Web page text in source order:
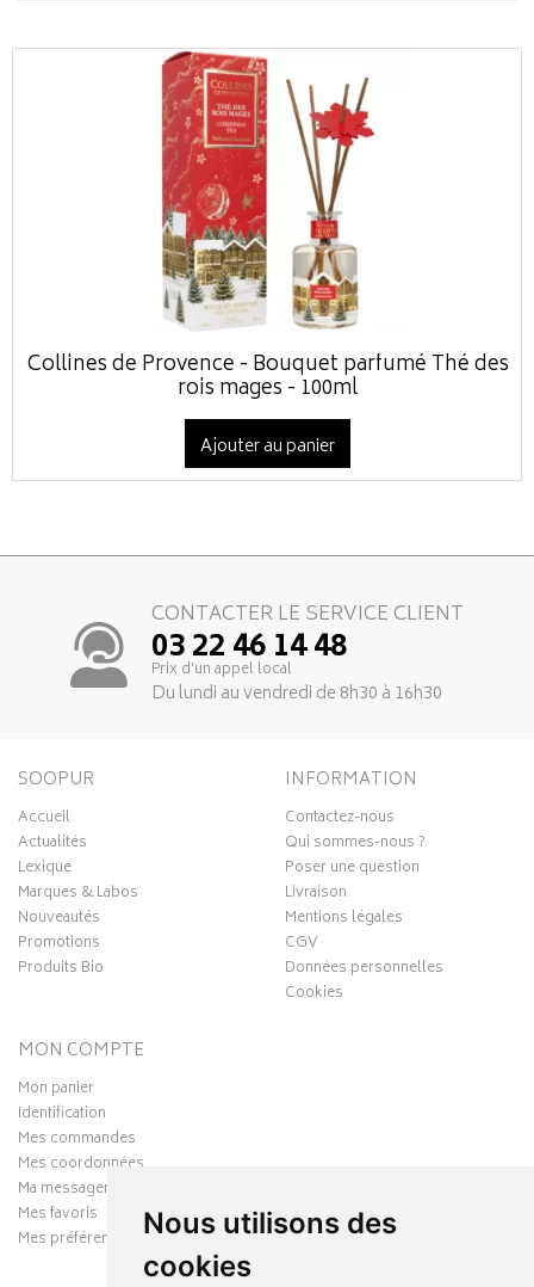
Nous utilisons des
cookies
Collines de Provence - Bouquet parfumé Thé des
rois mages - 100ml
Ajouter au panier
CONTACTER LE SERVICE CLIENT
03 22 46 14 48
Prix d’un appel local
Du lundi au vendredi de 8h30 à 16h30
SOOPUR
Accueil
Actualités
Lexique
Marques & Labos
Nouveautés
Promotions
Produits Bio
INFORMATION
Contactez-nous
Qui sommes-nous ?
Poser une question
Livraison
Mentions légales
CGV
Données personnelles
Cookies
MON COMPTE
Mon panier
Identification
Mes commandes
Mes coordonnées
Ma messagerie
Mes favoris
Mes préférences Cookies